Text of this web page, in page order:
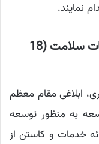
فراخوان آزمون تاسیس دفاتر خدمات سلامت (18
ابلاغی مقام معظم
به منظور توسعه
خدمات و کاستن از